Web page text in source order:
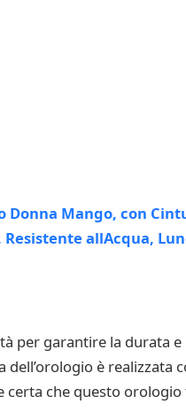
per garantire la durata
è realizzata
che questo